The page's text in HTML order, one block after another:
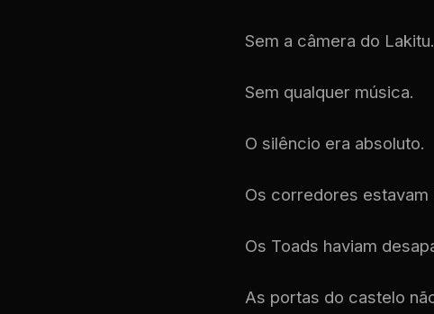
Sem a câmera do Lakitu.
Sem qualquer música.
O silêncio era absoluto.
Os corredores
Os Toads haviam
As portas do castelo